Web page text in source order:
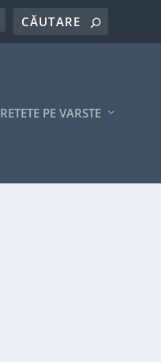
RETETE PE VARSTE